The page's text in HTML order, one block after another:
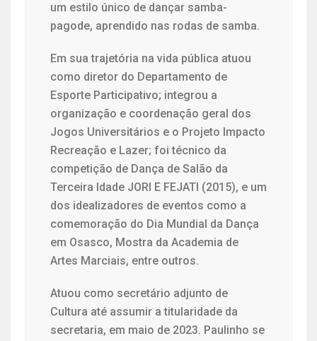
um estilo único de dançar samba-
pagode, aprendido nas rodas de samba.
Em sua trajetória na vida pública atuou
como diretor do Departamento de
Esporte Participativo; integrou a
organização e coordenação geral dos
Jogos Universitários e o Projeto Impacto
Recreação e Lazer; foi técnico da
competição de Dança de Salão da
Terceira Idade JORI E FEJATI (2015), e um
dos idealizadores de eventos como a
comemoração do Dia Mundial da Dança
em Osasco, Mostra da Academia de
Artes Marciais, entre outros.
Atuou como secretário adjunto de
Cultura até assumir a titularidade da
secretaria, em maio de 2023. Paulinho se